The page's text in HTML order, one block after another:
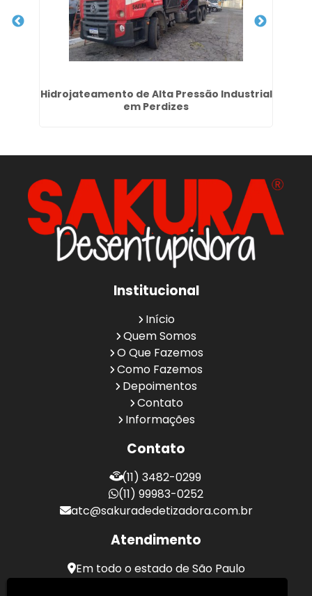
Hidrojateamento de Alta Pressão Industrial
em Perdizes
Institucional
Início
Quem Somos
O Que Fazemos
Como Fazemos
Depoimentos
Contato
Informações
Contato
(11) 3482-0299
(11) 99983-0252
atc@sakuradedetizadora.com.br
Atendimento
Em todo o estado de São Paulo